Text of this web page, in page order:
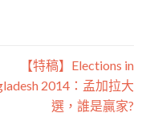
【特稿】Elections in
2014：孟加拉大
選，誰是贏家?